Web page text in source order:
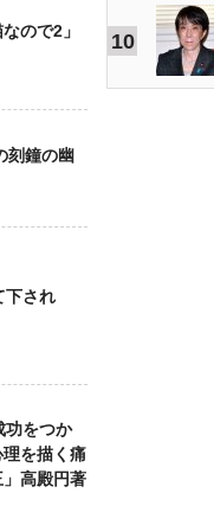
ので2」
刻鐘の幽
下され
功をつか
を描く痛
高殿円著
10